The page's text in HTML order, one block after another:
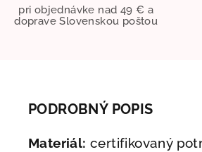
pri objednávke nad 49 € a
doprave Slovenskou poštou
PODROBNÝ POPIS
Materiál: certifikovaný